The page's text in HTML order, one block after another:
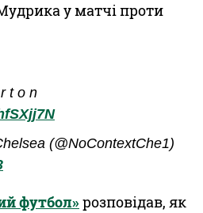
у матчі проти
t o n
(@NoContextChe1)
футбол»розповідав, як